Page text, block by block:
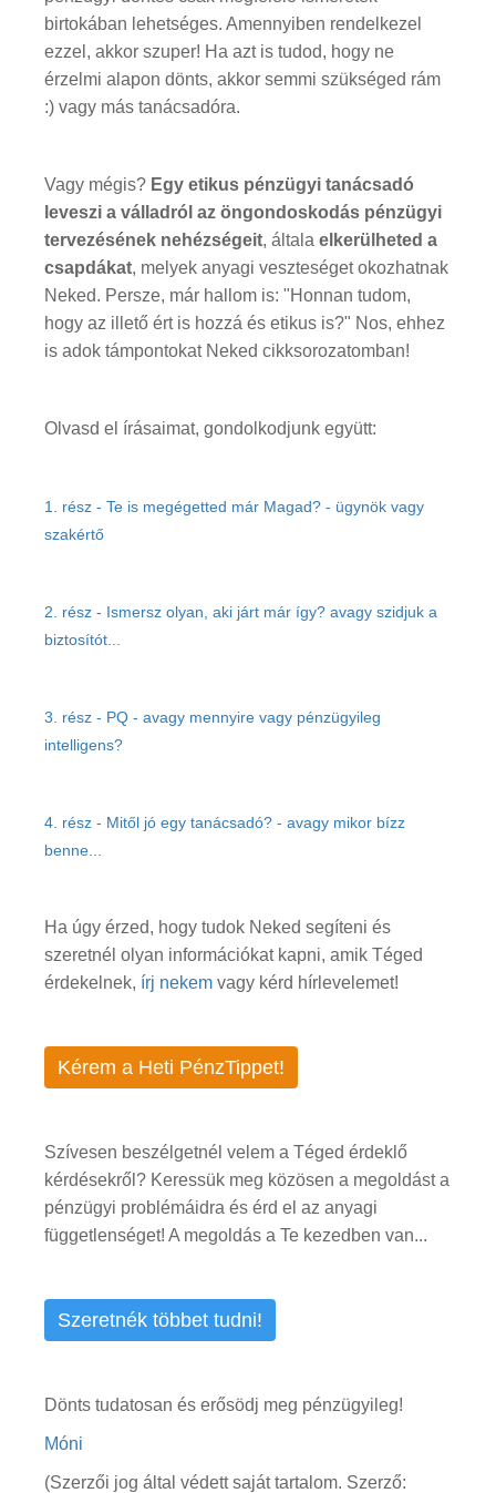
birtokában lehetséges. Amennyiben rendelkezel
ezzel, akkor szuper! Ha azt is tudod, hogy ne
érzelmi alapon dönts, akkor semmi szükséged rám
:) vagy más tanácsadóra.
Vagy mégis? Egy etikus pénzügyi tanácsadó
leveszi a válladról az öngondoskodás pénzügyi
tervezésének nehézségeit, általa elkerülheted a
csapdákat, melyek anyagi veszteséget okozhatnak
Neked. Persze, már hallom is: "Honnan tudom,
hogy az illető ért is hozzá és etikus is?" Nos, ehhez
is adok támpontokat Neked cikksorozatomban!
Olvasd el írásaimat, gondolkodjunk együtt:
1. rész - Te is megégetted már Magad? - ügynök vagy
szakértő
2. rész - Ismersz olyan, aki járt már így? avagy szidjuk a
biztosítót...
3. rész - PQ - avagy mennyire vagy pénzügyileg
intelligens?
4. rész - Mitől jó egy tanácsadó? - avagy mikor bízz
benne...
Ha úgy érzed, hogy tudok Neked segíteni és
szeretnél olyan információkat kapni, amik Téged
érdekelnek, írj nekem vagy kérd hírlevelemet!
Kérem a Heti PénzTippet!
Szívesen beszélgetnél velem a Téged érdeklő
kérdésekről? Keressük meg közösen a megoldást a
pénzügyi problémáidra és érd el az anyagi
függetlenséget! A megoldás a Te kezedben van...
Szeretnék többet tudni!
Dönts tudatosan és erősödj meg pénzügyileg!
Móni
(Szerzői jog által védett saját tartalom. Szerző: